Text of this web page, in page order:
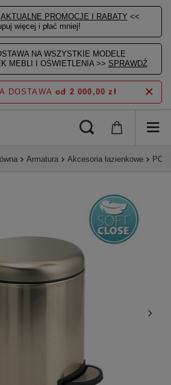
AKTUALNE PROMOCJE I RABATY <<
więcej i płać mniej!
NA WSZYSTKIE MODELE
MEBLI I OŚWIETLENIA >> SPRAWDŹ
DOSTAWA od 2 000,00 zł
Armatura Akcesoria łazienkowe